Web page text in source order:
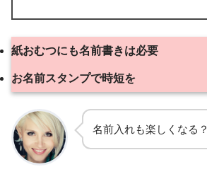
紙おむつにも名前書きは必要
お名前スタンプで時短を
名前入れも楽しくなる？